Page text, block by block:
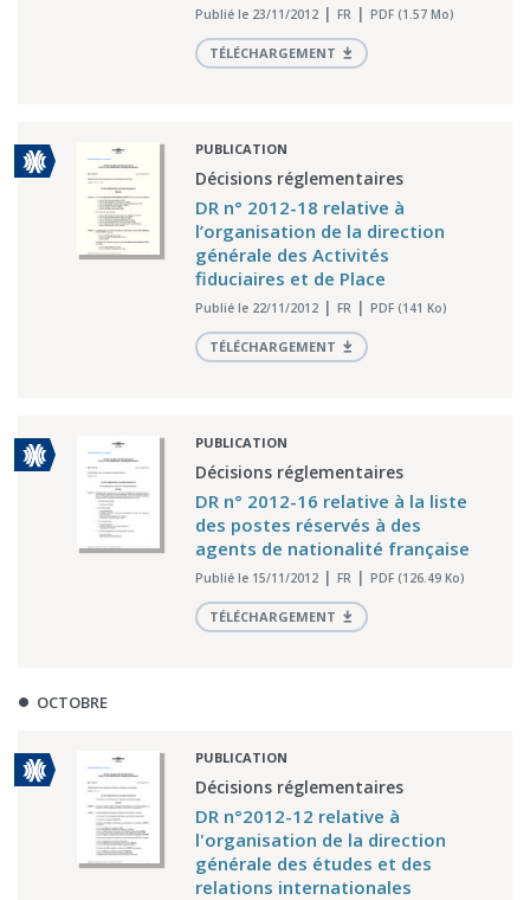
Publié le 23/11/2012 FR PDF (1.57 Mo)
TÉLÉCHARGEMENT
PUBLICATION
Décisions réglementaires
DR n° 2012-18 relative à
l’organisation de la direction
générale des Activités
fiduciaires et de Place
Publié le 22/11/2012 FR PDF (141 Ko)
TÉLÉCHARGEMENT
PUBLICATION
Décisions réglementaires
DR n° 2012-16 relative à la liste
des postes réservés à des
agents de nationalité française
Publié le 15/11/2012 FR PDF (126.49 Ko)
TÉLÉCHARGEMENT
OCTOBRE
PUBLICATION
Décisions réglementaires
DR n°2012-12 relative à
l'organisation de la direction
générale des études et des
relations internationales